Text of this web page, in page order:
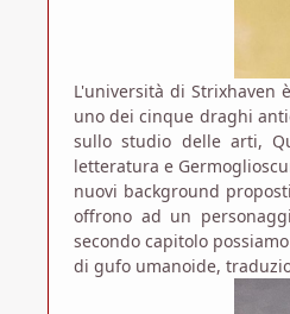
L'università di Strixhaven
uno dei cinque draghi
sullo studio delle arti,
letteratura e
nuovi background
offrono ad un
secondo capitolo
di gufo umanoide,